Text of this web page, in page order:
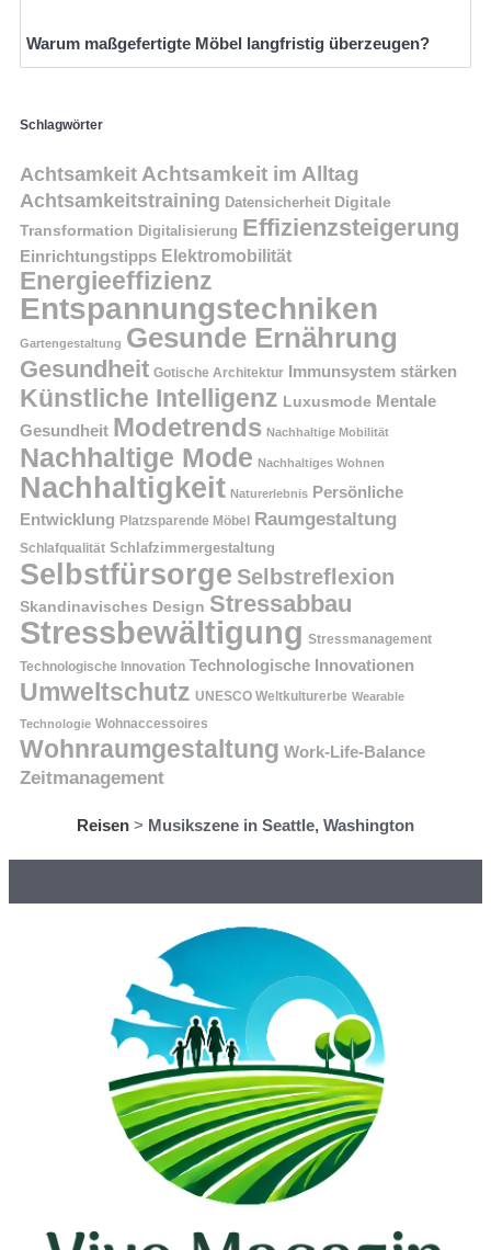
Warum maßgefertigte Möbel langfristig überzeugen?
Schlagwörter
Achtsamkeit Achtsamkeit im Alltag
Achtsamkeitstraining Datensicherheit Digitale
Transformation Digitalisierung Effizienzsteigerung
Einrichtungstipps Elektromobilität
Energieeffizienz
Entspannungstechniken
Gartengestaltung Gesunde Ernährung
Gesundheit Gotische Architektur Immunsystem stärken
Künstliche Intelligenz Luxusmode Mentale
Gesundheit Modetrends Nachhaltige Mobilität
Nachhaltige Mode Nachhaltiges Wohnen
Nachhaltigkeit Naturerlebnis Persönliche
Entwicklung Platzsparende Möbel Raumgestaltung
Schlafqualität Schlafzimmergestaltung
Selbstfürsorge Selbstreflexion
Skandinavisches Design Stressabbau
Stressbewältigung Stressmanagement
Technologische Innovation Technologische Innovationen
Umweltschutz UNESCO Weltkulturerbe Wearable
Technologie Wohnaccessoires
Wohnraumgestaltung Work-Life-Balance
Zeitmanagement
Reisen > Musikszene in Seattle, Washington